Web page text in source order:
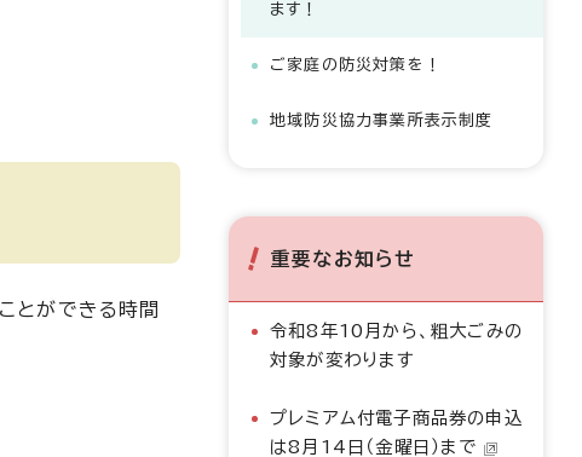
とができる時間
ます！
ご家庭の防災対策を！
地域防災協力事業所表示制度
重要なお知らせ
令和8年10月から、粗大ごみの
対象が変わります
プレミアム付電子商品券の申込
は8月14日（金曜日）まで